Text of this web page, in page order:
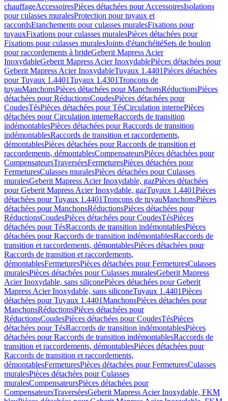
chauffageAccessoiresPièces détachées pour AccessoiresIsolations
pour culasses muralesProtection pour tuyaux et
raccordsEtanchements pour culasses muralesFixations pour
tuyauxFixations pour culasses muralesPièces détachées pour
Fixations pour culasses muralesJoints d'étanchéitéSets de boulon
pour raccordements à brideGeberit Mapress Acier
InoxydableGeberit Mapress Acier InoxydablePièces détachées pour
Geberit Mapress Acier InoxydableTuyaux 1.4401Pièces détachées
pour Tuyaux 1.4401Tuyaux 1.4301Tronçons de
tuyauManchonsPièces détachées pour ManchonsRéductionsPièces
détachées pour RéductionsCoudesPièces détachées pour
CoudesTésPièces détachées pour TésCirculation internePièces
détachées pour Circulation interneRaccords de transition
indémontablesPièces détachées pour Raccords de transition
indémontablesRaccords de transition et raccordements,
démontablesPièces détachées pour Raccords de transition et
raccordements, démontablesCompensateursPièces détachées pour
CompensateursTraverséesFermeturesPièces détachées pour
FermeturesCulasses muralesPièces détachées pour Culasses
muralesGeberit Mapress Acier Inoxydable, gazPièces détachées
pour Geberit Mapress Acier Inoxydable, gazTuyaux 1.4401Pièces
détachées pour Tuyaux 1.4401Tronçons de tuyauManchonsPièces
détachées pour ManchonsRéductionsPièces détachées pour
RéductionsCoudesPièces détachées pour CoudesTésPièces
détachées pour TésRaccords de transition indémontablesPièces
détachées pour Raccords de transition indémontablesRaccords de
transition et raccordements, démontablesPièces détachées pour
Raccords de transition et raccordements,
démontablesFermeturesPièces détachées pour FermeturesCulasses
muralesPièces détachées pour Culasses muralesGeberit Mapress
Acier Inoxydable, sans siliconePièces détachées pour Geberit
Mapress Acier Inoxydable, sans siliconeTuyaux 1.4401Pièces
détachées pour Tuyaux 1.4401ManchonsPièces détachées pour
ManchonsRéductionsPièces détachées pour
RéductionsCoudesPièces détachées pour CoudesTésPièces
détachées pour TésRaccords de transition indémontablesPièces
détachées pour Raccords de transition indémontablesRaccords de
transition et raccordements, démontablesPièces détachées pour
Raccords de transition et raccordements,
démontablesFermeturesPièces détachées pour FermeturesCulasses
muralesPièces détachées pour Culasses
muralesCompensateursPièces détachées pour
CompensateursTraverséesGeberit Mapress Acier Inoxydable, FKM